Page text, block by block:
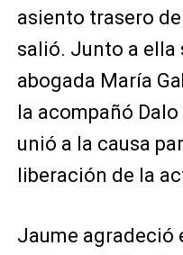
asiento trasero
salió. Junto a ella
abogada María
la acompañó
unió a la causa
liberación de la
Jaume agradeció